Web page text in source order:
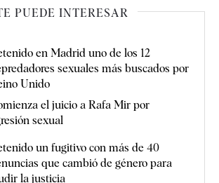
PUEDE INTERESAR
en Madrid uno de los 12
sexuales más buscados por
Unido
el juicio a Rafa Mir por
sexual
un fugitivo con más de 40
que cambió de género para
la justicia